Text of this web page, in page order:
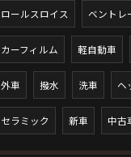
ロールスロイス ベントレ
カーフィルム 軽自動車
外車 撥水 洗車 ヘ
セラミック 新車 中古